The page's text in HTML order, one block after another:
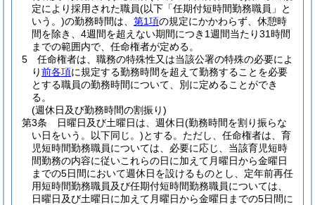
定により採用された職員(以下「任期付短時間勤務職員」と
いう。)の勤務時間は、 第1項の規定にかかわらず、休憩時
間を除き、4週間を超えない期間につき1週間当たり31時間
までの範囲内で、任命権者が定める。
5
任命権者は、職務の特殊性又は当該公署の特殊の必要によ
り前各項に規定する勤務時間を超えて勤務することを必要
とする職員の勤務時間について、別に定めることができ
る。
(週休日及び勤務時間の割振り)
第3条
日曜日及び土曜日は、週休日(勤務時間を割り振らな
い日をいう。以下同じ。)とする。 ただし、任命権者は、育
児短時間勤務職員については、必要に応じ、当該育児短時
間勤務の内容に従いこれらの日に加えて月曜日から金曜日
までの5日間において週休日を設けるものとし、定年前再任
用短時間勤務職員及び任期付短時間勤務職員については、
日曜日及び土曜日に加えて月曜日から金曜日までの5日間に